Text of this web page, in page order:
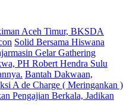
Aceh Timur, BKSDA
Solid Bersama Hiswana
Gelar Gathering
PH Robert Hendra Sulu
Bantah Dakwaan,
A de Charge ( Meringankan )
Pengajian Berkala, Jadikan